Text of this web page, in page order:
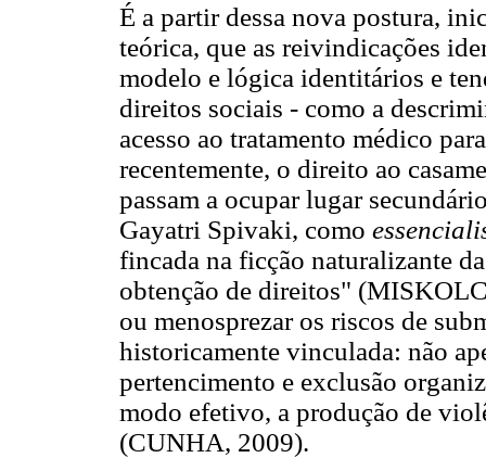
É a partir dessa nova postura,
teórica, que as reivindicações
modelo e lógica identitários e
direitos sociais - como a
acesso ao tratamento médico
recentemente, o direito ao
passam a ocupar lugar
Gayatri Spivaki, como
fincada na ficção naturalizante
obtenção de direitos"
ou menosprezar os riscos de
historicamente vinculada: não
pertencimento e exclusão
modo efetivo, a produção de
(CUNHA, 2009).